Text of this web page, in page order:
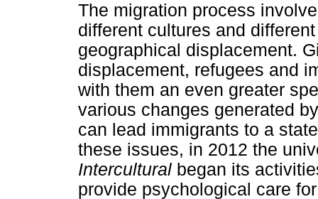
The migration process
different cultures and
geographical displacement.
displacement, refugees and
with them an even greater
various changes generated
can lead immigrants to a
these issues, in 2012 the
Intercultural began its
provide psychological care